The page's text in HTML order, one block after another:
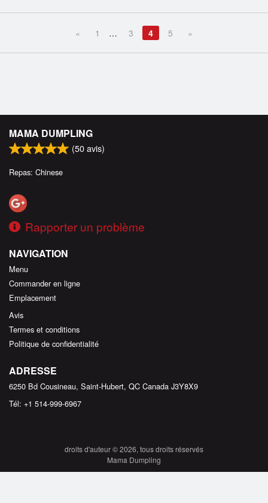
« 1 … 3 4 5 »
MAMA DUMPLING
(50avis)
Repas: Chinese
Rapporter un problème
NAVIGATION
Menu
Commander en ligne
Emplacement
Avis
Termes et conditions
Politique de confidentialité
ADRESSE
6250 Bd Cousineau, Saint-Hubert, QC Canada J3Y8X9
Tél: +1 514-999-6967
droits d'auteur © 2026, tous droits réservés
Mama Dumpling